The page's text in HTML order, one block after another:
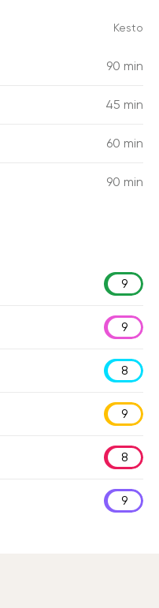
Kesto
90 min
45 min
60 min
90 min
9
9
8
9
8
9